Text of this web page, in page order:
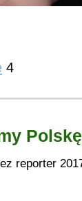
4
reporter